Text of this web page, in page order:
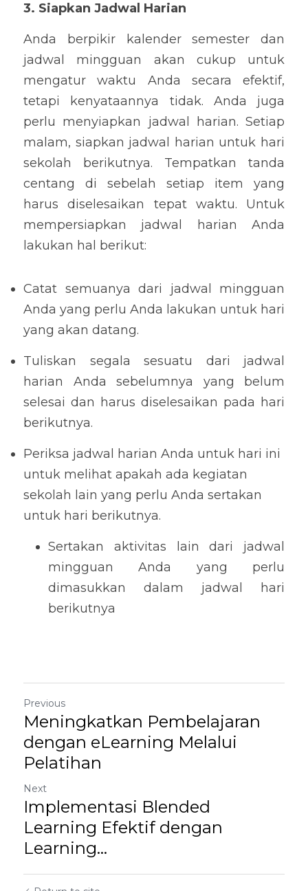
3. Siapkan Jadwal Harian
Anda berpikir kalender semester dan
jadwal mingguan akan cukup untuk
mengatur waktu Anda secara efektif,
tetapi kenyataannya tidak. Anda juga
perlu menyiapkan jadwal harian. Setiap
malam, siapkan jadwal harian untuk hari
sekolah berikutnya. Tempatkan tanda
centang di sebelah setiap item yang
harus diselesaikan tepat waktu. Untuk
mempersiapkan jadwal harian Anda
lakukan hal berikut:
Catat semuanya dari jadwal mingguan
Anda yang perlu Anda lakukan untuk hari
yang akan datang.
Tuliskan segala sesuatu dari jadwal
harian Anda sebelumnya yang belum
selesai dan harus diselesaikan pada hari
berikutnya.
Periksa jadwal harian Anda untuk hari ini
untuk melihat apakah ada kegiatan
sekolah lain yang perlu Anda sertakan
untuk hari berikutnya.
Sertakan aktivitas lain dari jadwal
mingguan Anda yang perlu
dimasukkan dalam jadwal hari
berikutnya
Previous
Meningkatkan Pembelajaran
dengan eLearning Melalui
Pelatihan
Next
Implementasi Blended
Learning Efektif dengan
Learning...